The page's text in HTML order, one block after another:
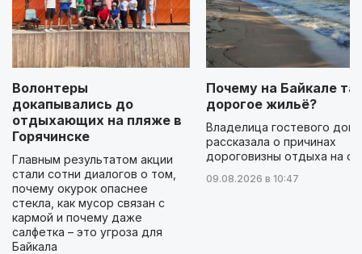
Волонтеры
докапывались до
отдыхающих на пляже в
Горячинске
Главным результатом акции
стали сотни диалогов о том,
почему окурок опаснее
стекла, как мусор связан с
кармой и почему даже
салфетка – это угроза для
Байкала
Почему на Байкале
дорогое жильё?
Владелица гостевого дома
рассказала о причинах
дороговизны отдыха на
09.08.2026 в 10:47